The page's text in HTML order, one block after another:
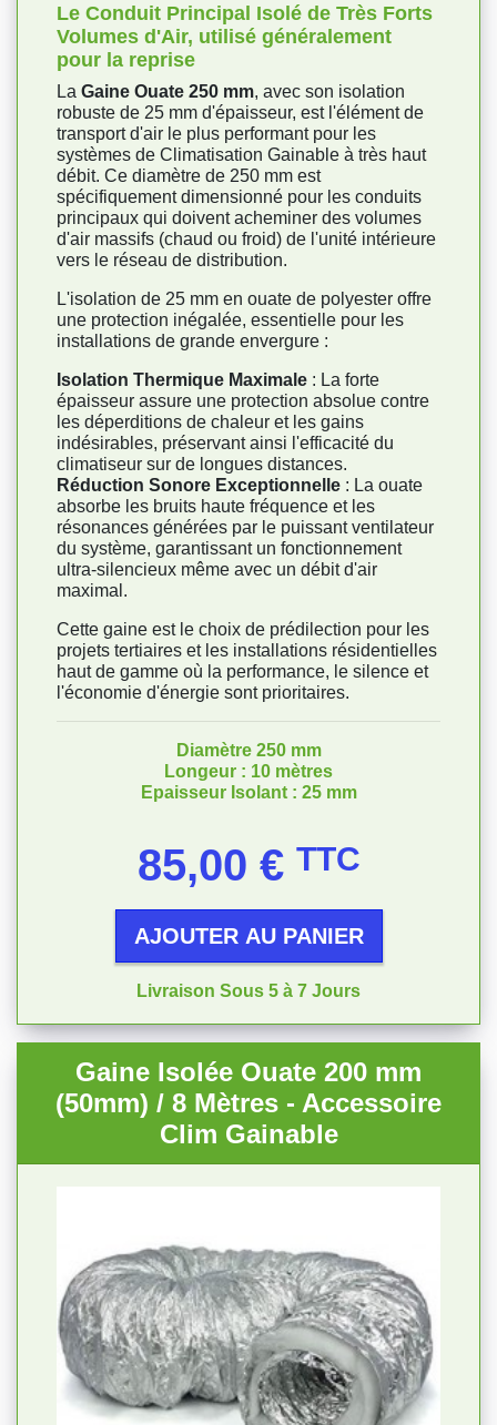
Le Conduit Principal Isolé de Très Forts
Volumes d'Air, utilisé généralement
pour la reprise
La Gaine Ouate 250 mm, avec son isolation
robuste de 25 mm d'épaisseur, est l'élément de
transport d'air le plus performant pour les
systèmes de Climatisation Gainable à très haut
débit. Ce diamètre de 250 mm est
spécifiquement dimensionné pour les conduits
principaux qui doivent acheminer des volumes
d'air massifs (chaud ou froid) de l'unité intérieure
vers le réseau de distribution.
L'isolation de 25 mm en ouate de polyester offre
une protection inégalée, essentielle pour les
installations de grande envergure :
Isolation Thermique Maximale : La forte
épaisseur assure une protection absolue contre
les déperditions de chaleur et les gains
indésirables, préservant ainsi l'efficacité du
climatiseur sur de longues distances.
Réduction Sonore Exceptionnelle : La ouate
absorbe les bruits haute fréquence et les
résonances générées par le puissant ventilateur
du système, garantissant un fonctionnement
ultra-silencieux même avec un débit d'air
maximal.
Cette gaine est le choix de prédilection pour les
projets tertiaires et les installations résidentielles
haut de gamme où la performance, le silence et
l'économie d'énergie sont prioritaires.
Diamètre 250 mm
Longeur : 10 mètres
Epaisseur Isolant : 25 mm
85,00 € TTC
AJOUTER AU PANIER
Livraison Sous 5 à 7 Jours
Gaine Isolée Ouate 200 mm
(50mm) / 8 Mètres - Accessoire
Clim Gainable